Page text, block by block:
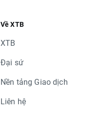
Về XTB
XTB
Đại sứ
Nền tảng Giao dịch
Liên hệ